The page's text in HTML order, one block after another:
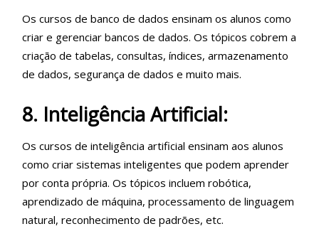
Os cursos de banco de dados ensinam os alunos como
criar e gerenciar bancos de dados. Os tópicos cobrem a
criação de tabelas, consultas, índices, armazenamento
de dados, segurança de dados e muito mais.
8. Inteligência Artificial:
Os cursos de inteligência artificial ensinam aos alunos
como criar sistemas inteligentes que podem aprender
por conta própria. Os tópicos incluem robótica,
aprendizado de máquina, processamento de linguagem
natural, reconhecimento de padrões, etc.